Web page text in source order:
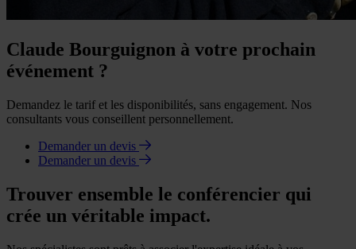
Claude Bourguignon à votre prochain
événement ?
Demandez le tarif et les disponibilités, sans engagement. Nos
consultants vous conseillent personnellement.
Demander un devis
Demander un devis
Trouver ensemble le conférencier qui
crée un véritable impact.